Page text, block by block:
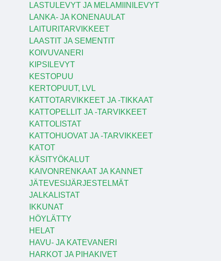
LASTULEVYT JA MELAMIINILEVYT
LANKA- JA KONENAULAT
LAITURITARVIKKEET
LAASTIT JA SEMENTIT
KOIVUVANERI
KIPSILEVYT
KESTOPUU
KERTOPUUT, LVL
KATTOTARVIKKEET JA -TIKKAAT
KATTOPELLIT JA -TARVIKKEET
KATTOLISTAT
KATTOHUOVAT JA -TARVIKKEET
KATOT
KÄSITYÖKALUT
KAIVONRENKAAT JA KANNET
JÄTEVESIJÄRJESTELMÄT
JALKALISTAT
IKKUNAT
HÖYLÄTTY
HELAT
HAVU- JA KATEVANERI
HARKOT JA PIHAKIVET